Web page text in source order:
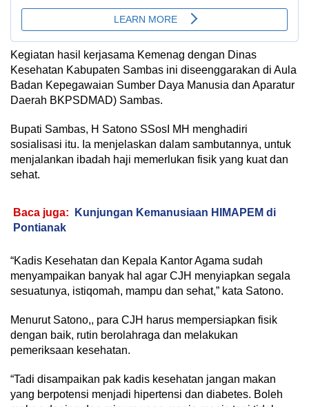
Kegiatan hasil kerjasama Kemenag dengan Dinas
Kesehatan Kabupaten Sambas ini diseenggarakan di Aula
Badan Kepegawaian Sumber Daya Manusia dan Aparatur
Daerah BKPSDMAD) Sambas.
Bupati Sambas, H Satono SSosI MH menghadiri
sosialisasi itu. Ia menjelaskan dalam sambutannya, untuk
menjalankan ibadah haji memerlukan fisik yang kuat dan
sehat.
Baca juga:
Kunjungan Kemanusiaan HIMAPEM di
Pontianak
“Kadis Kesehatan dan Kepala Kantor Agama sudah
menyampaikan banyak hal agar CJH menyiapkan segala
sesuatunya, istiqomah, mampu dan sehat,” kata Satono.
Menurut Satono,, para CJH harus mempersiapkan fisik
dengan baik, rutin berolahraga dan melakukan
pemeriksaan kesehatan.
“Tadi disampaikan pak kadis kesehatan jangan makan
yang berpotensi menjadi hipertensi dan diabetes. Boleh